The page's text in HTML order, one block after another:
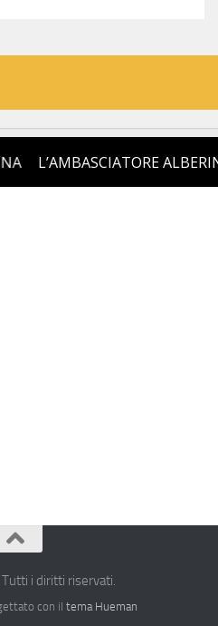
i diritti riservati.
con il tema Hueman